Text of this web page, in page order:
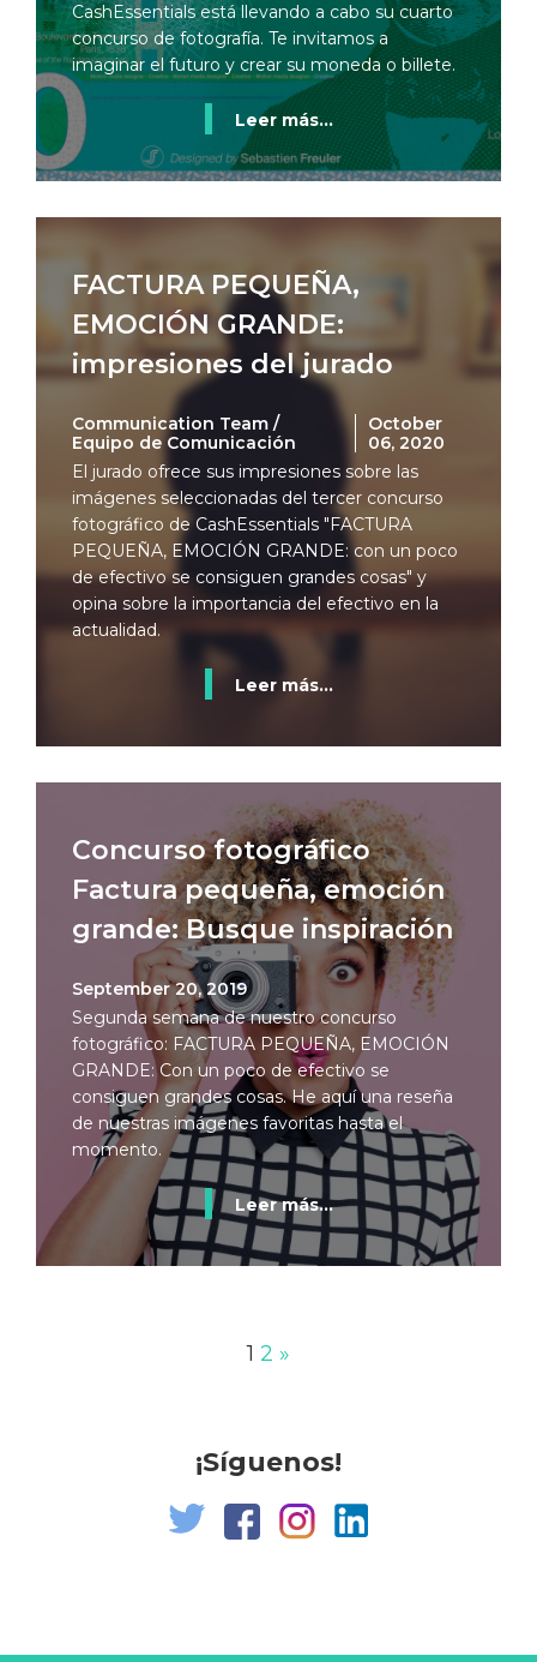
CashEssentials está llevando a cabo su cuarto
concurso de fotografía. Te invitamos a
imaginar el futuro y crear su moneda o billete.
Leer más...
FACTURA PEQUEÑA,
EMOCIÓN GRANDE:
impresiones del jurado
Communication Team /
Equipo de Comunicación
October
06, 2020
El jurado ofrece sus impresiones sobre las
imágenes seleccionadas del tercer concurso
fotográfico de CashEssentials "FACTURA
PEQUEÑA, EMOCIÓN GRANDE: con un poco
de efectivo se consiguen grandes cosas" y
opina sobre la importancia del efectivo en la
actualidad.
Leer más...
Concurso fotográfico
Factura pequeña, emoción
grande: Busque inspiración
September 20, 2019
Segunda semana de nuestro concurso
fotográfico: FACTURA PEQUEÑA, EMOCIÓN
GRANDE: Con un poco de efectivo se
consiguen grandes cosas. He aquí una reseña
de nuestras imágenes favoritas hasta el
momento.
Leer más...
1 2 »
¡Síguenos!